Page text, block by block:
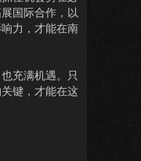
国际合作，以
力，才能在南
充满机遇。只
键，才能在这